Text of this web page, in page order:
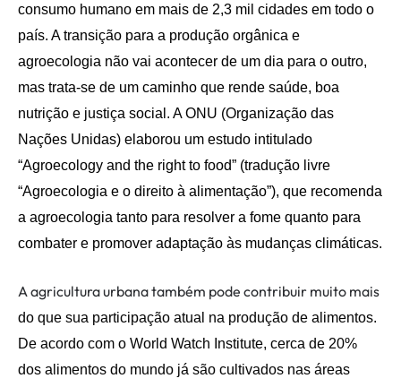
consumo humano em mais de 2,3 mil cidades em todo o
país. A transição para a produção orgânica e
agroecologia não vai acontecer de um dia para o outro,
mas trata-se de um caminho que rende saúde, boa
nutrição e justiça social. A ONU (Organização das
Nações Unidas) elaborou um estudo intitulado
“Agroecology and the right to food” (tradução livre
“Agroecologia e o direito à alimentação”), que recomenda
a agroecologia tanto para resolver a fome quanto para
combater e promover adaptação às mudanças climáticas.
A agricultura urbana também pode contribuir muito mais
do que sua participação atual na produção de alimentos.
De acordo com o World Watch Institute, cerca de 20%
dos alimentos do mundo já são cultivados nas áreas